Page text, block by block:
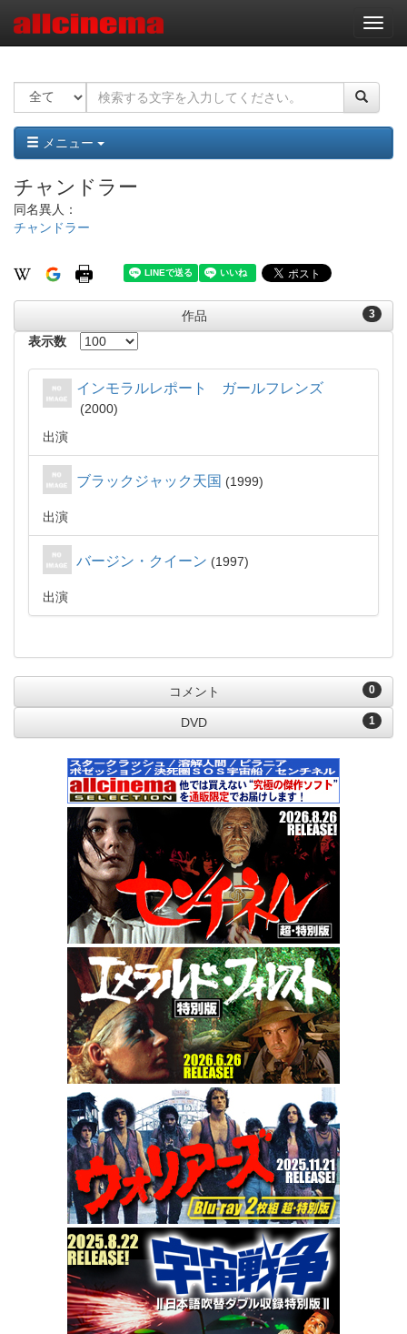
ナ
ビ
ー
ョ
ン
メニュー
チャンドラー
同名異人：
チャンドラー
3
作品
表示数
インモラルレポート ガールフレンズ
2000
出演
ブラックジャック天国 1999
出演
バージン・クイーン 1997
出演
0
コメント
1
DVD